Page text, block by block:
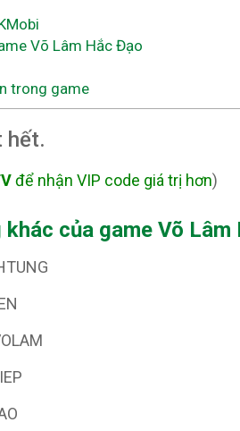
Võ Lâm Hắc Đạo
trong game
hết.
để nhận VIP code giá trị hơn)
của game Võ Lâm